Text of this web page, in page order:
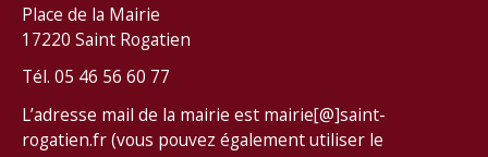
Place de la Mairie
17220 Saint Rogatien
Tél. 05 46 56 60 77
L’adresse mail de la mairie est mairie[@]saint-
rogatien.fr (vous pouvez également utiliser le